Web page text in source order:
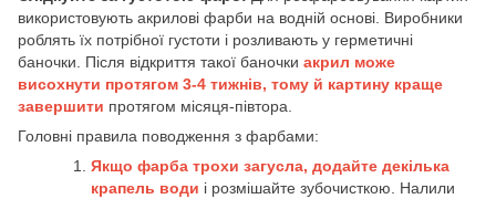
використовують акрилові фарби на водній основі. Виробники
роблять їх потрібної густоти і розливають у герметичні
баночки. Після відкриття такої баночки акрил може
висохнути протягом 3-4 тижнів, тому й картину краще
завершити протягом місяця-півтора.
Головні правила поводження з фарбами:
Якщо фарба трохи загусла, додайте декілька
крапель води і розмішайте зубочисткою. Налили